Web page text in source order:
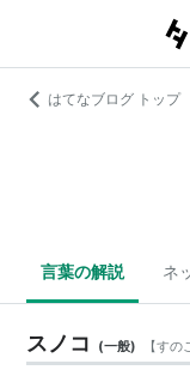
はてなブログ トップ
言葉の解説 ネ
スノコ (一般) 【すの